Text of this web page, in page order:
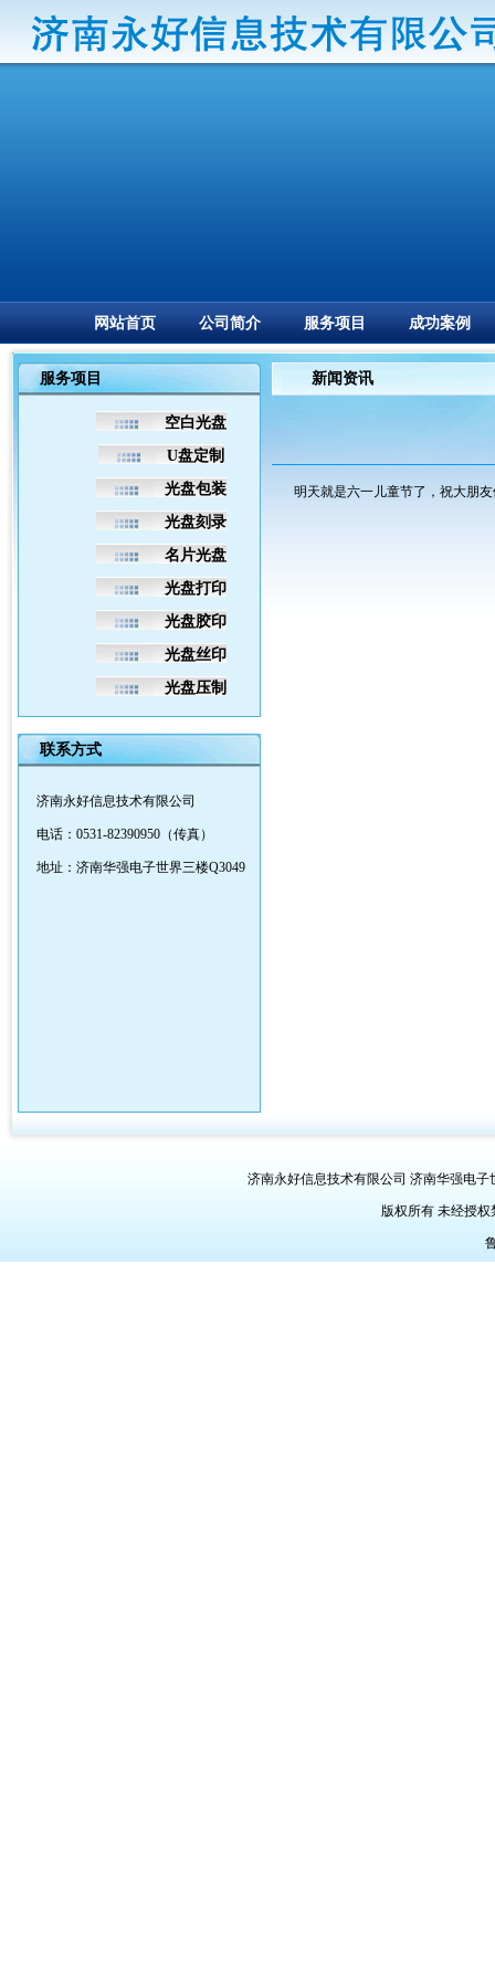
网站首页 公司简介 服务项目 成功案例
服务项目
空白光盘
U盘定制
光盘包装
光盘刻录
名片光盘
光盘打印
光盘胶印
光盘丝印
光盘压制
联系方式
济南永好信息技术有限公司
电话：0531-82390950（传真）
地址：济南华强电子世界三楼Q3049
新闻资讯
明天就是六一儿童节了，祝大朋
济南永好信息技术有限公司 济南华强电子
版权所有 未经授